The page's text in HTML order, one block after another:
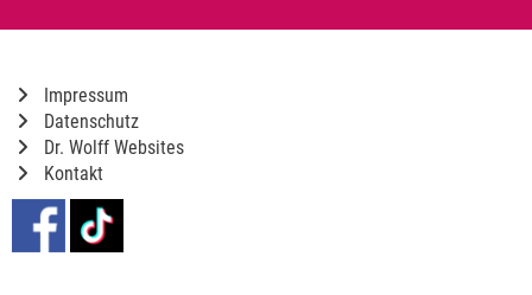
Impressum
Datenschutz
Dr. Wolff Websites
Kontakt